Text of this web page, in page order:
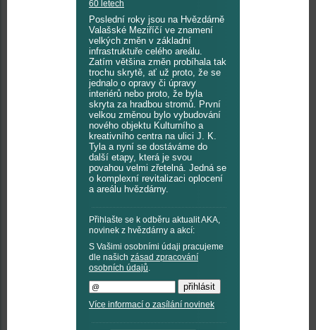
60 letech
Poslední roky jsou na Hvězdárně
Valašské Meziříčí ve znamení
velkých změn v základní
infrastruktuře celého areálu.
Zatím většina změn probíhala tak
trochu skrytě, ať už proto, že se
jednalo o opravy či úpravy
interiérů nebo proto, že byla
skryta za hradbou stromů. První
velkou změnou bylo vybudování
nového objektu Kulturního a
kreativního centra na ulici J. K.
Tyla a nyní se dostáváme do
další etapy, která je svou
povahou velmi zřetelná. Jedná se
o komplexní revitalizaci oplocení
a areálu hvězdárny.
Přihlašte se k odběru aktualit AKA,
novinek z hvězdárny a akcí:
S Vašimi osobními údaji pracujeme
dle našich zásad zpracování
osobních údajů.
Více informací o zasílání novinek